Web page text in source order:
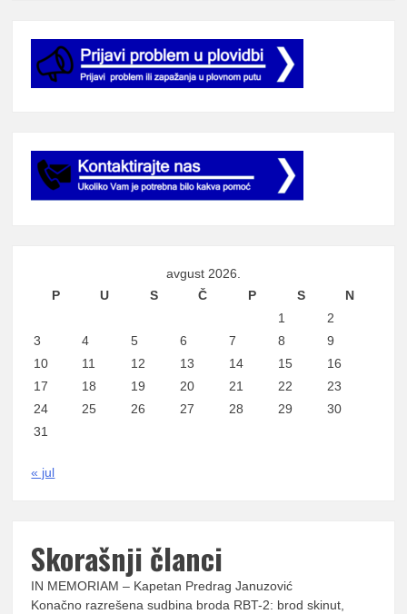
avgust 2026.
P
U S Č P S
N
1
2
3
4 5 6 7 8
9
10
11 12 13 14 15
16
17
18 19 20 21 22
23
24
25 26 27 28 29
30
31
« jul
Skorašnji članci
IN MEMORIAM – Kapetan Predrag Januzović
Konačno razrešena sudbina broda RBT-2: brod skinut,